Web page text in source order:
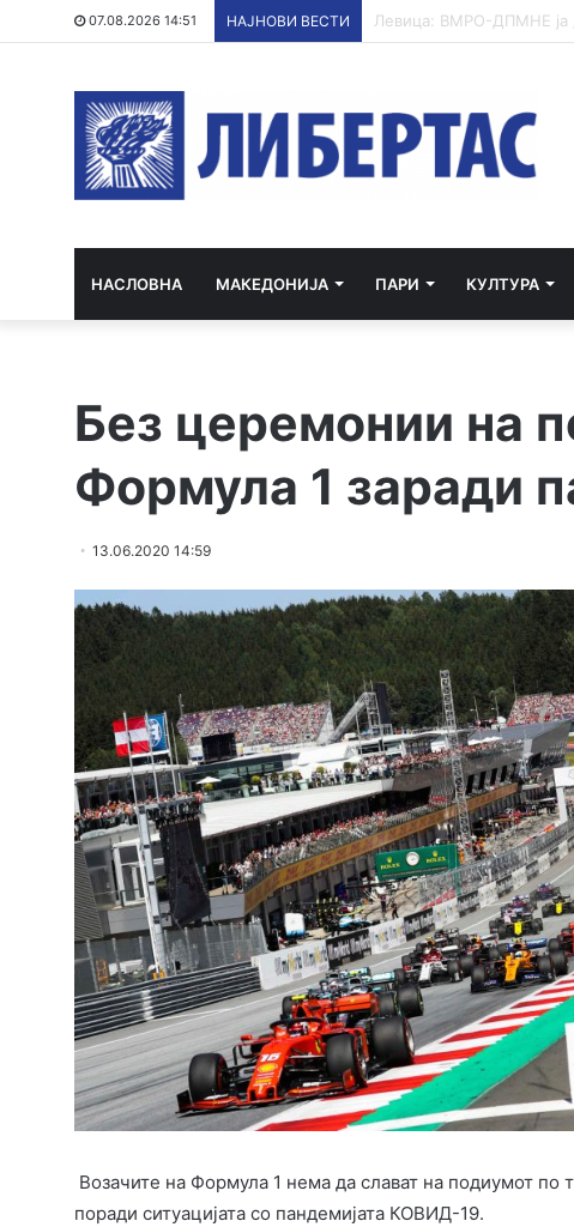
07.08.2026 14:51 НАЈНОВИ ВЕСТИ ХИПЕРХЛОРИРАЊЕ НА
НАСЛОВНА МАКЕДОНИЈА ПАРИ КУЛТУРА
Без церемонии на
Формула 1 заради
13.06.2020 14:59
Возачите на Формула 1 нема да слават на подиумот по
поради ситуацијата со пандемијата КОВИД-19.